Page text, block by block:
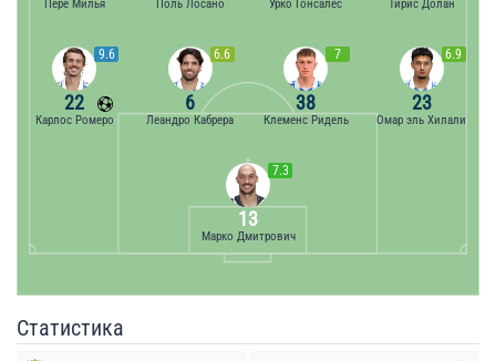
7.3
13
Марко Дмитрович
9.6
22
Карлос Ромеро
6.6
6
Леандро Кабрера
7
38
Клеменс Ридель
6.9
23
Омар эль Хилали
Пере Милья Поль Лосано Урко Гонсалес Тирис Долан
Статистика